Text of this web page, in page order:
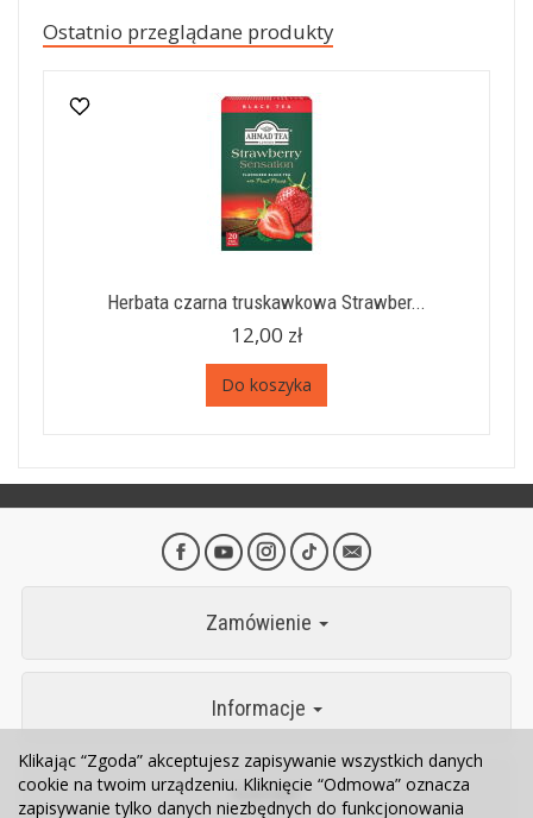
Ostatnio przeglądane produkty
Herbata czarna truskawkowa Strawber...
12,00 zł
Do koszyka
Zamówienie
Informacje
Kontakt
Klikając “Zgoda” akceptujesz zapisywanie wszystkich danych
cookie na twoim urządzeniu. Kliknięcie “Odmowa” oznacza
zapisywanie tylko danych niezbędnych do funkcjonowania